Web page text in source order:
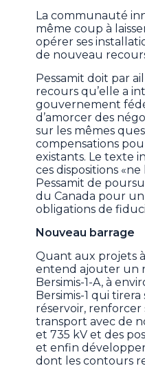
La communauté
même coup à
opérer ses
de nouveau
Pessamit doit par
recours qu’elle a
gouvernement
d’amorcer des
sur les mêmes
compensations
existants. Le texte
ces dispositions
Pessamit de
du Canada pour
obligations de
Nouveau barrage
Quant aux projets
entend ajouter un
Bersimis-1-A, à
Bersimis-1 qui
réservoir, renforcer
transport avec de
et 735 kV et des
et enfin
dont les contours